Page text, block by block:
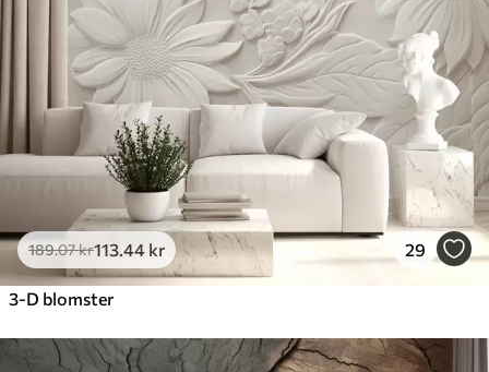
189.07kr113 .44 kr 29
3-D blomster